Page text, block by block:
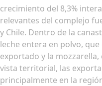
crecimiento del 8,3%
relevantes del complejo
y Chile. Dentro de la
leche entera en polvo,
exportado y la mozzarella,
vista territorial, las
principalmente en la